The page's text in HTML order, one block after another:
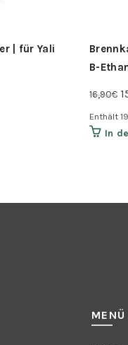
| für Yali
B-
16,90€
Enthält
In
MENÜ